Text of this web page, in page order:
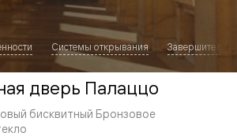
Системы открывания Завершите
дверь Палаццо
бисквитный Бронзовое